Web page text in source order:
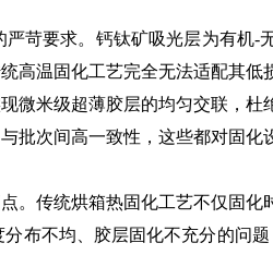
要求。钙钛矿吸光层为有机-
温固化工艺完全无法适配其
米级超薄胶层的均匀交联，
次间高一致性，这些都对固化
传统烘箱热固化工艺不仅固化
布不均、胶层固化不充分的问